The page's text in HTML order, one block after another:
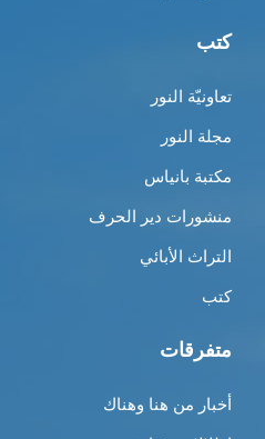
كتب
تعاونيّة النور
مجلة النور
مكتبة بانياس
منشورات دير الحرف
التراث الأبائي
كتب
متفرقات
أخبار من هنا وهناك